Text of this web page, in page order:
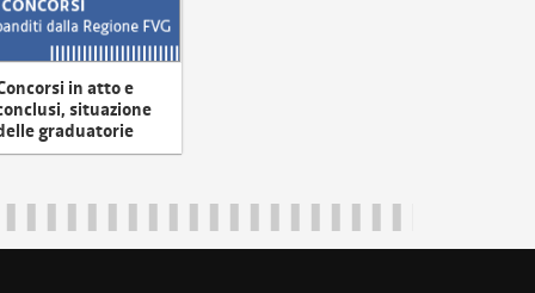
in atto e
situazione
graduatorie